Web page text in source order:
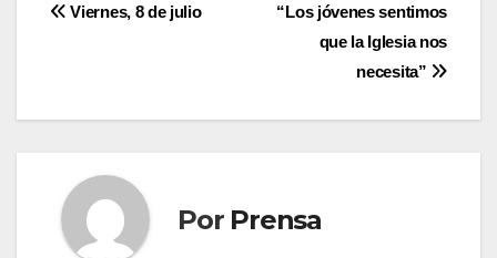
Navegación
entradas
“Los jóvenes sentimos
que la Iglesia nos
necesita”
Viernes, 8 de julio
Por Prensa